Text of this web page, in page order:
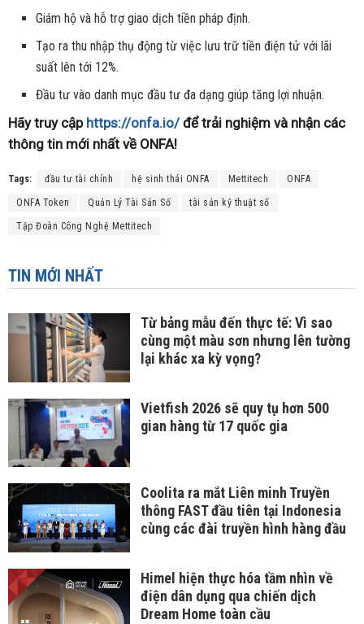
Giám hộ và hỗ trợ giao dịch tiền pháp định.
Tạo ra thu nhập thụ động từ việc lưu trữ tiền điện tử với lãi
suất lên tới 12%.
Đầu tư vào danh mục đầu tư đa dạng giúp tăng lợi nhuận.
Hãy truy cập https://onfa.io/để trải nghiệm và nhận các
thông tin mới nhất về ONFA!
Tags: đầu tư tài chính hệ sinh thái ONFA Mettitech ONFA
ONFA Token Quản Lý Tài Sản Số tài sản kỹ thuật số
Tập Đoàn Công Nghệ Mettitech
TIN MỚI NHẤT
Từ bảng mẫu đến thực tế: Vì sao
cùng một màu sơn nhưng lên tường
lại khác xa kỳ vọng?
Vietfish 2026 sẽ quy tụ hơn 500
gian hàng từ 17 quốc gia
Coolita ra mắt Liên minh Truyền
thông FAST đầu tiên tại Indonesia
cùng các đài truyền hình hàng đầu
Himel hiện thực hóa tầm nhìn về
điện dân dụng qua chiến dịch
Dream Home toàn cầu